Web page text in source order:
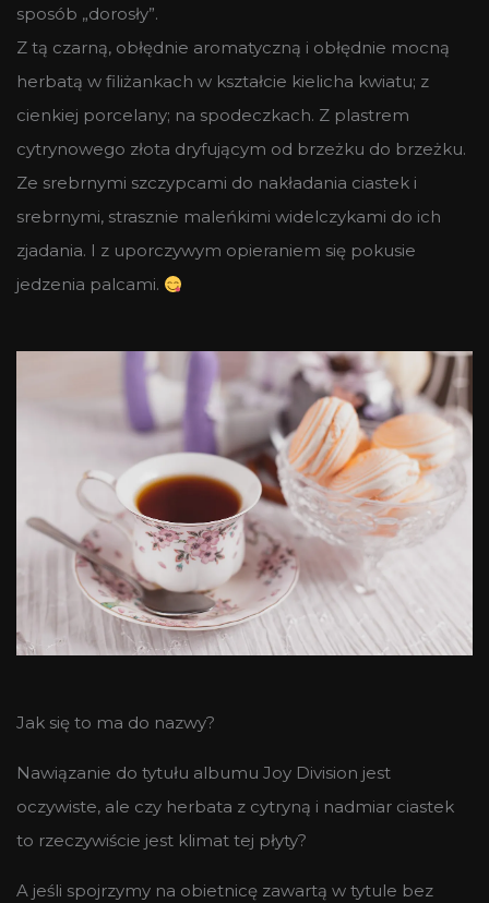
sposób „dorosły”.
Z tą czarną, obłędnie aromatyczną i obłędnie mocną
herbatą w filiżankach w kształcie kielicha kwiatu; z
cienkiej porcelany; na spodeczkach. Z plastrem
cytrynowego złota dryfującym od brzeżku do brzeżku.
Ze srebrnymi szczypcami do nakładania ciastek i
srebrnymi, strasznie maleńkimi widelczykami do ich
zjadania. I z uporczywym opieraniem się pokusie
jedzenia palcami.
Jak się to ma do nazwy?
Nawiązanie do tytułu albumu Joy Division jest
oczywiste, ale czy herbata z cytryną i nadmiar ciastek
to rzeczywiście jest klimat tej płyty?
A jeśli spojrzymy na obietnicę zawartą w tytule bez